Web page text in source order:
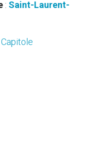
: Saint-Laurent-